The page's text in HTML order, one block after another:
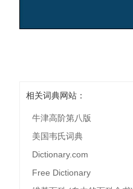
相关词典网站：
牛津高阶第八版
美国韦氏词典
Dictionary.com
Free Dictionary